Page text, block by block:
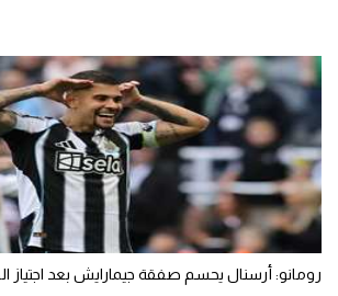
رومانو: أرسنال يحسم صفقة جيمارايش بعد اجتياز